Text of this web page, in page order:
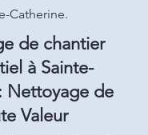
Catherine.
de chantier
à Sainte-
Nettoyage de
Valeur